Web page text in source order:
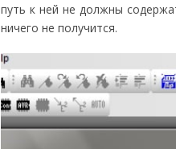
путь к ней не должны
ничего не получится.